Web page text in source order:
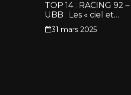
TOP 14 : RACING 92 –
UBB : Les « ciel et
blanc » renouent avec
la victoire
31 mars 2025